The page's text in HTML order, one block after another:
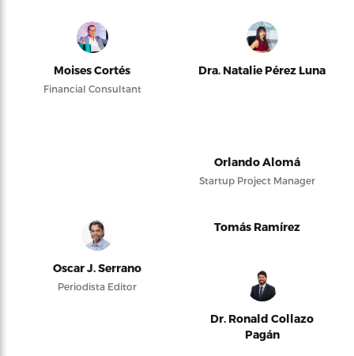
Moises Cortés
Financial Consultant
Dra. Natalie Pérez Luna
Orlando Alomá
Startup Project Manager
Oscar J. Serrano
Periodista Editor
Tomás Ramírez
Dr. Ronald Collazo
Pagán